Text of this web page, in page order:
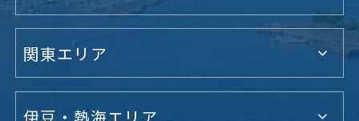
関東エリア
伊豆・熱海エリア